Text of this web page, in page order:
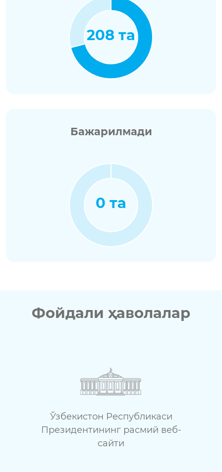
208 та
Бажарилмади
0 та
Фойдали ҳаволалар
Ўзбекистон Республикаси
Президентининг расмий веб-
сайти